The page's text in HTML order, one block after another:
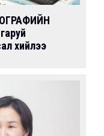
хийлээ